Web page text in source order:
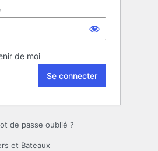
de moi
de passe oublié ?
et Bateaux